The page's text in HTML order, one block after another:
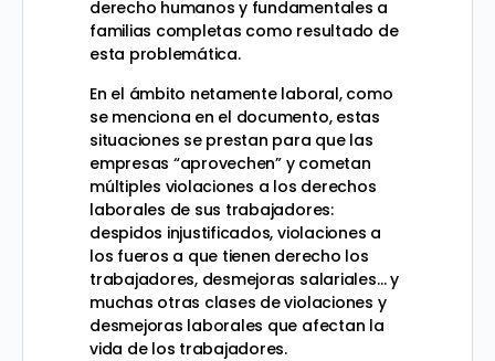
derecho humanos y fundamentales a
familias completas como resultado de
esta problemática.
En el ámbito netamente laboral, como
se menciona en el documento, estas
situaciones se prestan para que las
empresas “aprovechen” y cometan
múltiples violaciones a los derechos
laborales de sus trabajadores:
despidos injustificados, violaciones a
los fueros a que tienen derecho los
trabajadores, desmejoras salariales… y
muchas otras clases de violaciones y
desmejoras laborales que afectan la
vida de los trabajadores.